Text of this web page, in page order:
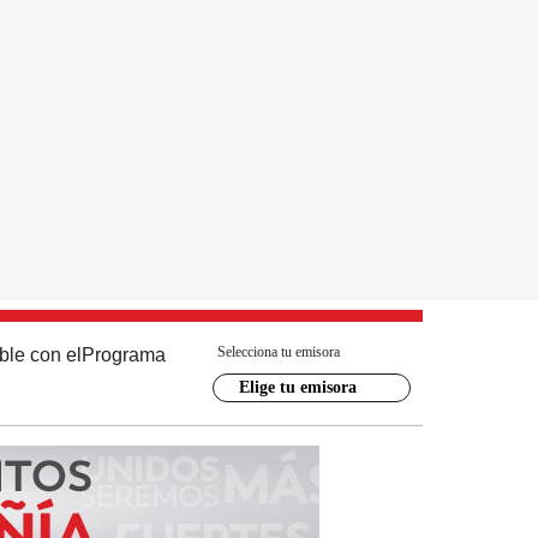
con el Programa Selecciona tu emisora
Elige tu emisora